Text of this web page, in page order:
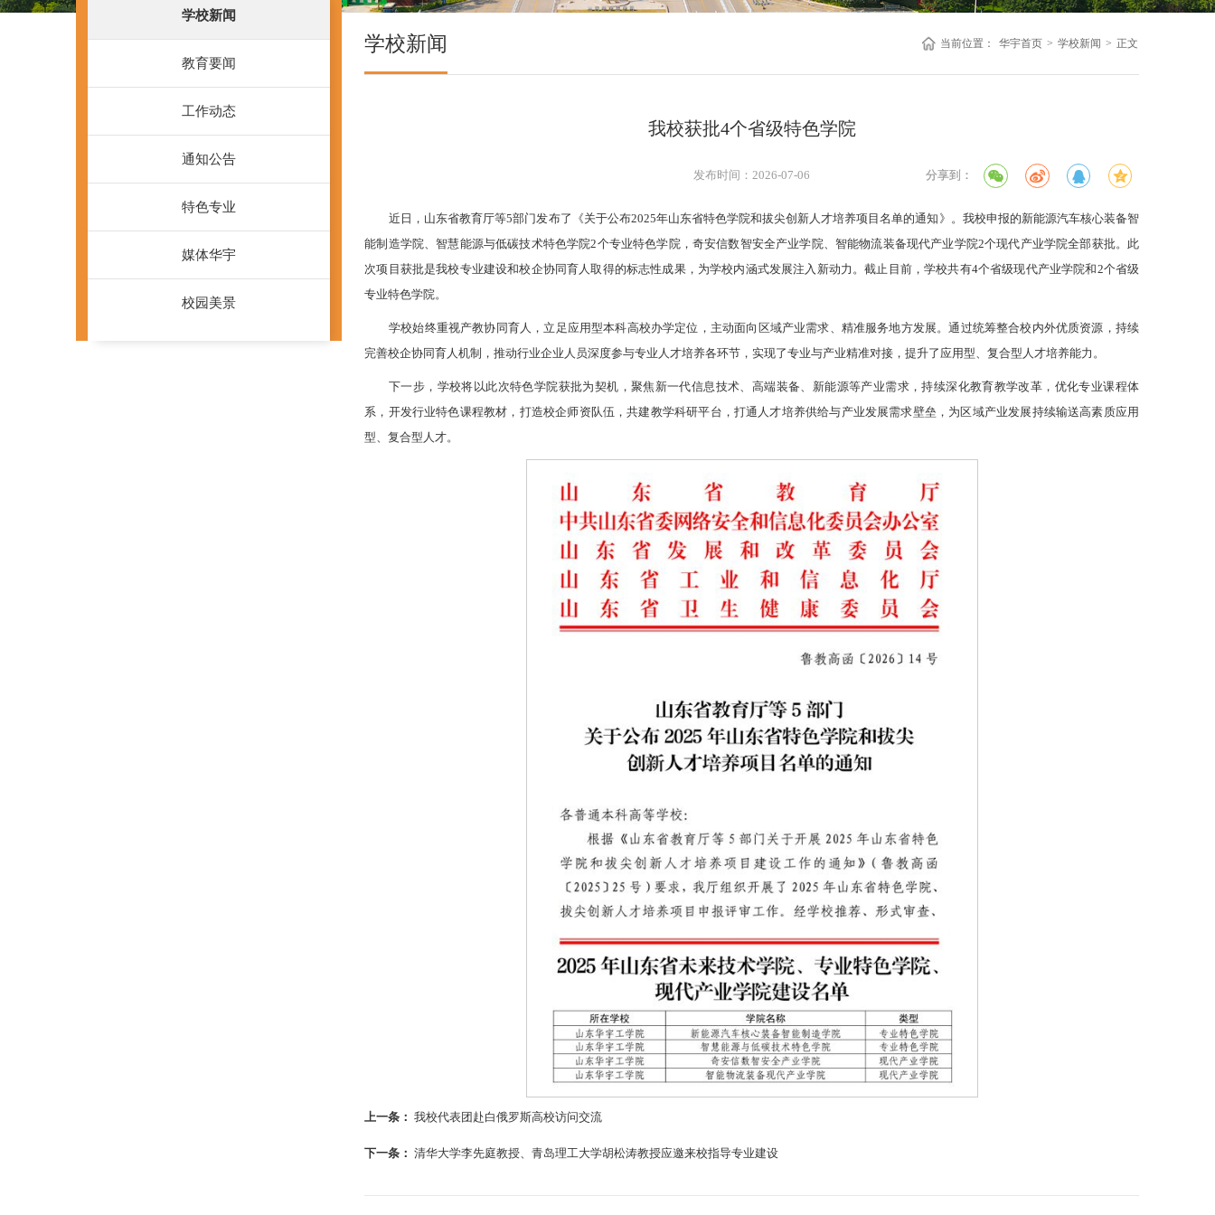
学校新闻
教育要闻
工作动态
通知公告
特色专业
媒体华宇
校园美景
学校新闻 当前位置： 华宇首页 > 学校新闻 > 正文
我校获批4个省级特色学院
发布时间：2026-07-06 分享到：
近日，山东省教育厅等5部门发布了《关于公布2025年山东省特色学院和拔尖创新人才培养项目名单的通知》。我校申报的新能源汽车核心装备智
能制造学院、智慧能源与低碳技术特色学院2个专业特色学院，奇安信数智安全产业学院、智能物流装备现代产业学院2个现代产业学院全部获批。此
次项目获批是我校专业建设和校企协同育人取得的标志性成果，为学校内涵式发展注入新动力。截止目前，学校共有4个省级现代产业学院和2个省级
专业特色学院。
学校始终重视产教协同育人，立足应用型本科高校办学定位，主动面向区域产业需求、精准服务地方发展。通过统筹整合校内外优质资源，持续
完善校企协同育人机制，推动行业企业人员深度参与专业人才培养各环节，实现了专业与产业精准对接，提升了应用型、复合型人才培养能力。
下一步，学校将以此次特色学院获批为契机，聚焦新一代信息技术、高端装备、新能源等产业需求，持续深化教育教学改革，优化专业课程体
系，开发行业特色课程教材，打造校企师资队伍，共建教学科研平台，打通人才培养供给与产业发展需求壁垒，为区域产业发展持续输送高素质应用
型、复合型人才。
上一条：我校代表团赴白俄罗斯高校访问交流
下一条：清华大学李先庭教授、青岛理工大学胡松涛教授应邀来校指导专业建设